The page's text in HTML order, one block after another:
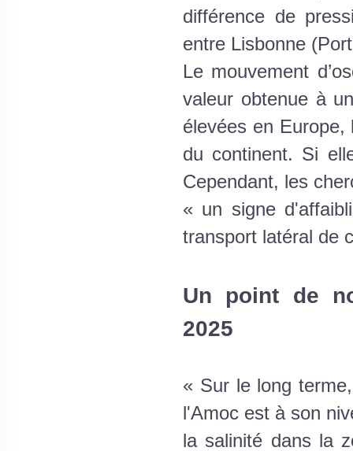
différence de
entre Lisbonne
Le mouvement
valeur obtenue à
élevées en
du continent. Si
Cependant, les
« un signe
transport latéral de
Un point de
2025
« Sur le long
l'Amoc est à son
la salinité dans la